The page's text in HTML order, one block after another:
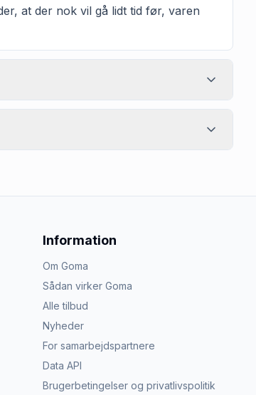
at der nok vil gå lidt tid før, varen
Information
Om Goma
Sådan virker Goma
Alle tilbud
Nyheder
For samarbejdspartnere
Data API
Brugerbetingelser og privatlivspolitik